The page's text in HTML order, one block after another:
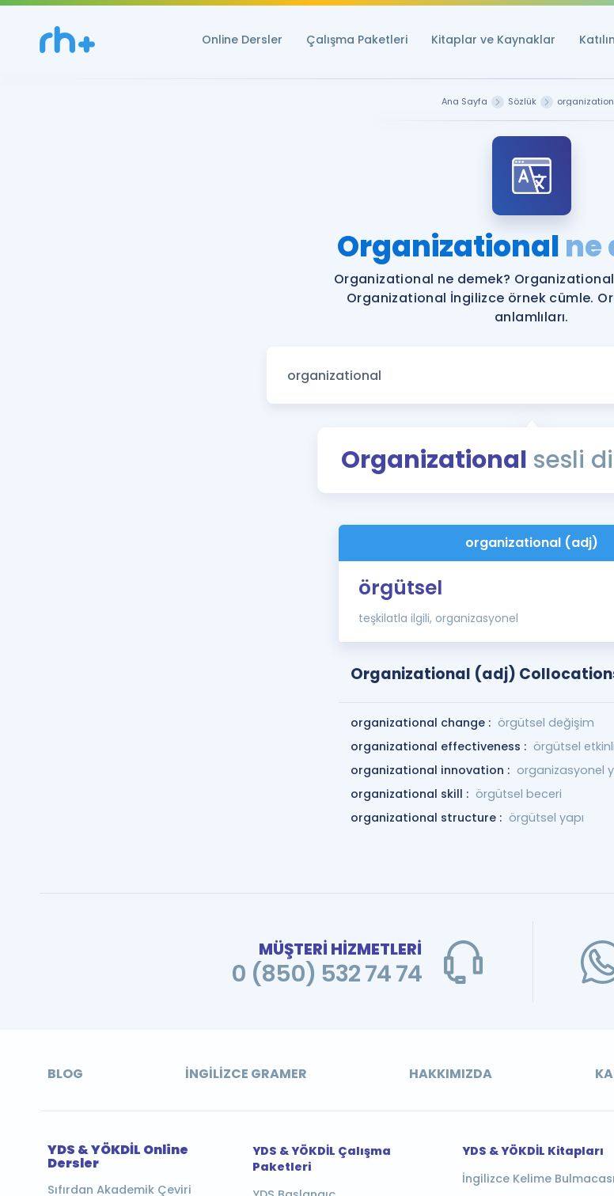
Online Dersler Çalışma Paketleri Kitaplar ve Kaynaklar
Ana Sayfa Sözlük
Organizationalne
Organizational ne demek?
Organizational İngilizce örnek cümle.
anlamlıları.
Organizational sesli
organizational (adj)
örgütsel
teşkilatla ilgili, organizasyonel
Organizational (adj)
organizational change : örgütsel değişim
organizational effectiveness : örgütsel
organizational innovation : organizasyonel
organizational skill : örgütsel beceri
organizational structure : örgütsel yapı
MÜŞTERİ HİZMETLERİ
0 (850) 532 74 74
BLOG İNGILIZCE GRAMER HAKKIMIZDA
YDS & YÖKDİL Online
Dersler
Sıfırdan Akademik Çeviri
YDS & YÖKDİL Çalışma
Paketleri
YDS & YÖKDİL Kitapları
İngilizce Kelime Bulmacası